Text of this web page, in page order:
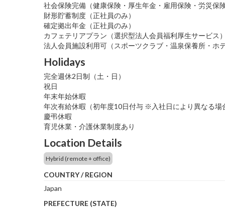
社会保険完備（健康保険・厚生年金・雇用保険・労災保険
財形貯蓄制度（正社員のみ）
確定拠出年金（正社員のみ）
カフェテリアプラン（選択型法人会員福利厚生サービス）
法人会員施設利用可（スポーツクラブ・温泉保養所・ホテ
Holidays
完全週休2日制（土・日）
祝日
年末年始休暇
年次有給休暇（初年度10日付与 ※入社日により異なる場
慶弔休暇
育児休業・介護休業制度あり
Location Details
Hybrid (remote + office)
COUNTRY / REGION
Japan
PREFECTURE (STATE)